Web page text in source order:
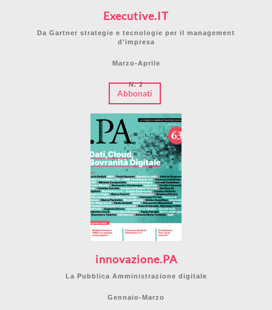
Executive.IT
Da Gartner strategie e tecnologie per il management
d'impresa
Marzo-Aprile
N. 2
Abbonati
innovazione.PA
La Pubblica Amministrazione digitale
Gennaio-Marzo